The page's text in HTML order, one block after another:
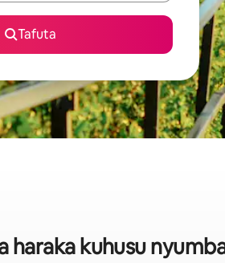
Tafuta
haraka kuhusu